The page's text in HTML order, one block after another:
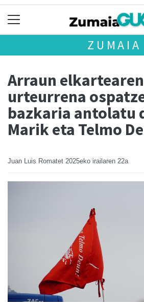
ZUMAIA
Arraun
urteurrena
bazkaria antolatu
Marik eta Telmo
Juan Luis Romatet 2025eko irailaren 22a